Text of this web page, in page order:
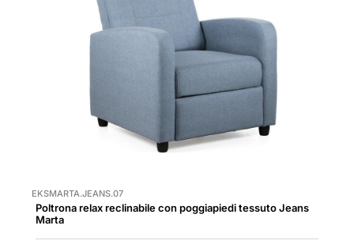
EKSMARTA.JEANS.07
Poltrona relax reclinabile con poggiapiedi tessuto Jeans
Marta